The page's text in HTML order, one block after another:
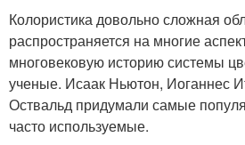
Колористика довольно сложная
распространяется на многие
многовековую историю системы
ученые. Исаак Ньютон, Иоганнес
Оствальд придумали самые
часто используемые.